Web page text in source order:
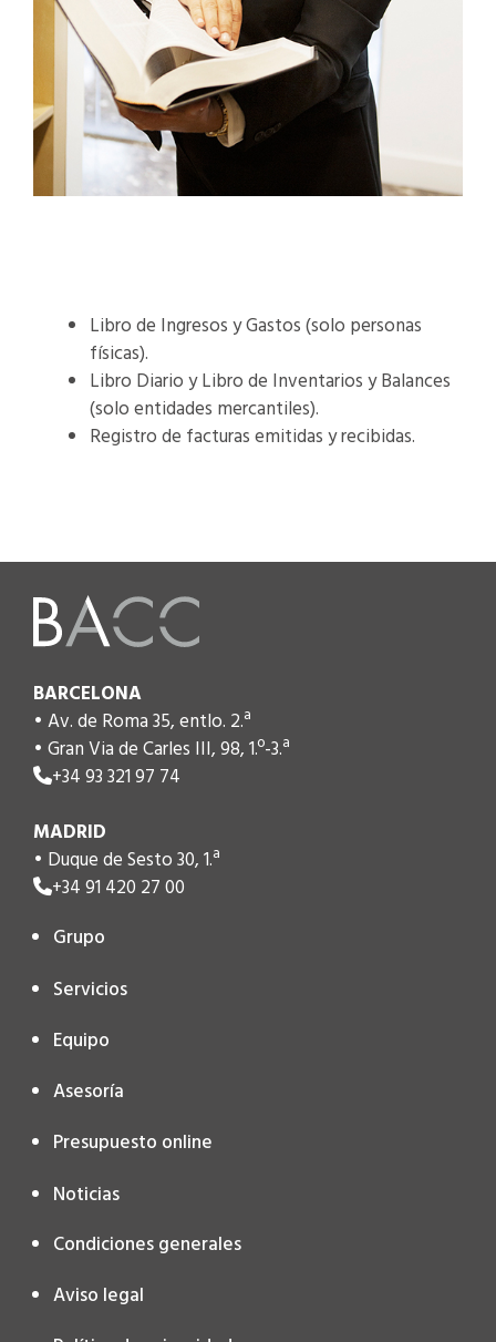
Libro de Ingresos y Gastos (solo personas
físicas).
Libro Diario y Libro de Inventarios y Balances
(solo entidades mercantiles).
Registro de facturas emitidas y recibidas.
BARCELONA
• Av. de Roma 35, entlo. 2.ª
• Gran Via de Carles III, 98, 1.º-3.ª
+34 93 321 97 74
MADRID
• Duque de Sesto 30, 1.ª
+34 91 420 27 00
Grupo
Servicios
Equipo
Asesoría
Presupuesto online
Noticias
Condiciones generales
Aviso legal